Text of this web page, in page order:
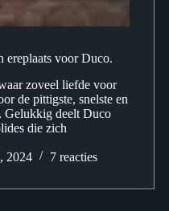
ereplaats voor Duco.
zoveel liefde voor
de pittigste, snelste en
Gelukkig deelt Duco
die zich
2024 7 reacties